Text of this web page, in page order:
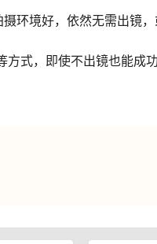
环境好，依然无需出镜，
式，即使不出镜也能成